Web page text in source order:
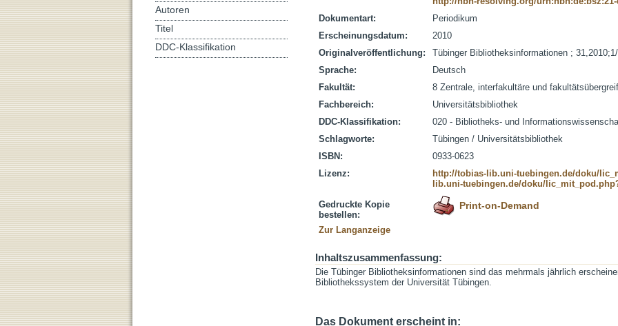
Dokumentart:
Periodikum
Erscheinungsdatum:
2010
Originalveröffentlichung:
Tübinger Bibliotheksinformationen ;
Sprache:
Deutsch
Fakultät:
8 Zentrale, interfakultäre und
Fachbereich:
Universitätsbibliothek
DDC-Klassifikation:
020 - Bibliotheks- und
Schlagworte:
Tübingen / Universitätsbibliothek
ISBN:
0933-0623
Lizenz:
http://tobias-lib.uni-tuebingen.de/doku/
lib.uni-tuebingen.de/doku/
Gedruckte Kopie
bestellen:
Print-on-Demand
Zur Langanzeige
Inhaltszusammenfassung:
Die Tübinger Bibliotheksinformationen sind das mehrmals jährlich
Bibliothekssystem der Universität Tübingen.
Das Dokument erscheint in:
Autoren
Titel
DDC-Klassifikation